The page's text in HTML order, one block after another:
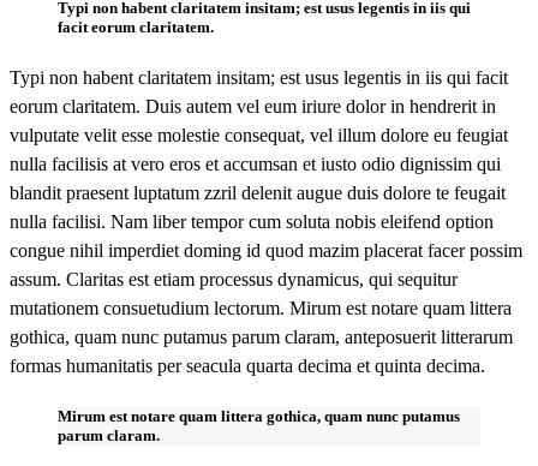
Typi non habent claritatem insitam; est usus legentis in iis qui
facit eorum claritatem.
Typi non habent claritatem insitam; est usus legentis in iis qui facit
eorum claritatem. Duis autem vel eum iriure dolor in hendrerit in
vulputate velit esse molestie consequat, vel illum dolore eu feugiat
nulla facilisis at vero eros et accumsan et iusto odio dignissim qui
blandit praesent luptatum zzril delenit augue duis dolore te feugait
nulla facilisi. Nam liber tempor cum soluta nobis eleifend option
congue nihil imperdiet doming id quod mazim placerat facer possim
assum. Claritas est etiam processus dynamicus, qui sequitur
mutationem consuetudium lectorum. Mirum est notare quam littera
gothica, quam nunc putamus parum claram, anteposuerit litterarum
formas humanitatis per seacula quarta decima et quinta decima.
Mirum est notare quam littera gothica, quam nunc putamus
parum claram.